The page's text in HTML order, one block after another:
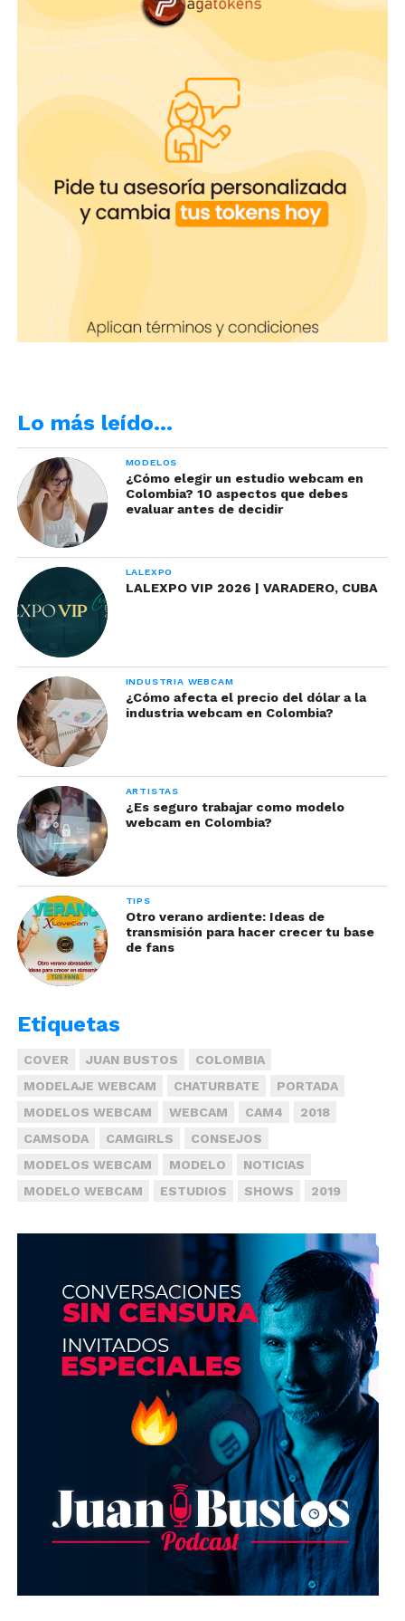
Sin duda,
finales de este año y principios del
2019 serán meses con grandes oportunidades
para las modelos webcam, en cuanto a las
opciones que tendrán para escoger su nuevo
A la hora de ver estos nuevos productos
recuerda que debes buscar que la cámara sea de
alto nivel de pixeles y software ya que, entre
mayor pixeles mejor será la imagen. Mejor calidad
de audio y capacidad de almacenaje, los cuales te
permitirán llevar un control del contenido para
tus redes y para transmitir en tu show webcam.
Lo más leído…
MODELOS
¿Cómo elegir un estudio webcam en
Colombia? 10 aspectos que debes
evaluar antes de decidir
LALEXPO
LALEXPO VIP 2026 | VARADERO, CUBA
INDUSTRIA WEBCAM
¿Cómo afecta el precio del dólar a la
industria webcam en Colombia?
ARTISTAS
¿Es seguro trabajar como modelo
webcam en Colombia?
TIPS
Otro verano ardiente: Ideas de
transmisión para hacer crecer tu base
de fans
Etiquetas
COVER JUAN BUSTOS
COLOMBIA
MODELAJE WEBCAM
CHATURBATE
PORTADA
MODELOS WEBCAM
WEBCAM CAM4
2018
CAMSODA
CAMGIRLS
CONSEJOS
MODELOS WEBCAM
MODELO
NOTICIAS
MODELO WEBCAM
ESTUDIOS SHOWS 2019